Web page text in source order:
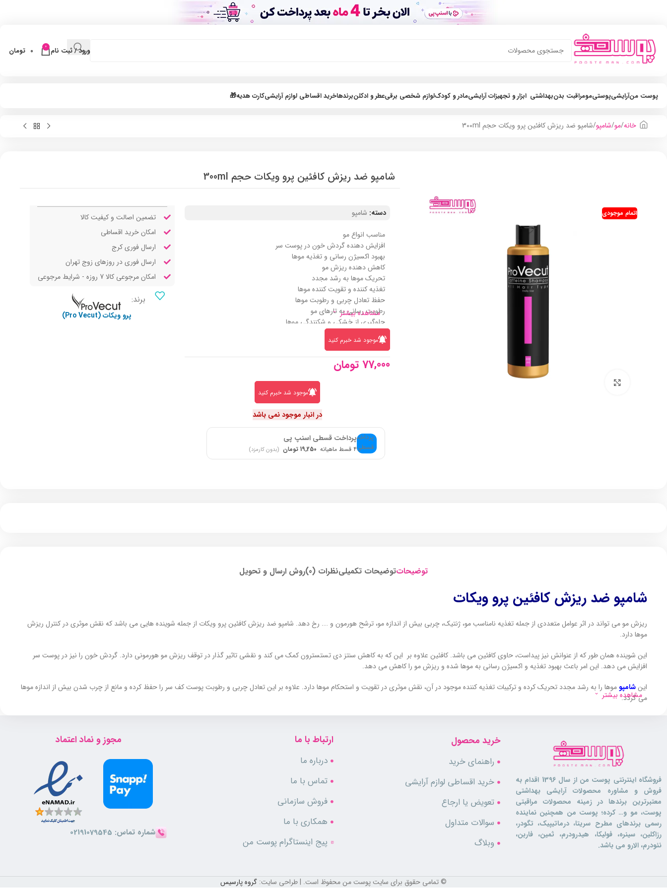
ورود / ثبت نام 0
0 تومان
پوست منآرایشیپوستیمومراقبت بدنبهداشتی ابزار و تجهیزات آرایشیمادر و کودکلوازم شخصی برقیعطر و ادکلنبرندهاخرید اقساطی لوازم آرایشیکارت هدیه🎁
خانه مو شامپو شامپو ضد ریزش کافئین پرو ویکات حجم 300ml
اتمام موجودی
شامپو ضد ریزش کافئین پرو ویکات حجم 300ml
دسته: شامپو
مناسب انواع مو
افزایش دهنده گردش خون در پوست سر
بهبود اکسیژن رسانی و تغذیه موها
کاهش دهنده ریزش مو
تحریک موها به رشد مجدد
تغذیه کننده و تقویت کننده موها
حفظ تعادل چربی و رطوبت موها
رطوبت رسانی به تارهای مو
جلوگیری از خشکی و شکنندگی موها
دارای قدرت پاک کنندگی مناسب
شاداب کننده و طراوت بخش موها
درخشان کننده و براق کننده
حاوی کافئین
مشاهده بیشتر
موجود شد خبرم کنید
77,000 تومان
موجود شد خبرم کنید
در انبار موجود نمی باشد
پرداخت قسطی اسنپ پی
۴ قسط ماهیانه 19,250 تومان (بدون کارمزد)
تضمین اصالت و کیفیت کالا
امکان خرید اقساطی
ارسال فوری کرج
ارسال فوری در روزهای زوج تهران
امکان مرجوعی کالا 7 روزه - شرایط مرجوعی
برند:
پرو ویکات (Pro Vecut)
توضیحاتتوضیحات تکمیلینظرات (0) روش ارسال و تحویل
شامپو ضد ریزش کافئین پرو ویکات
ریزش مو می تواند در اثر عوامل متعددی از جمله تغذیه نامناسب مو، ژنتیک، چربی بیش از اندازه مو، ترشح هورمون و …. رخ دهد. شامپو ضد ریزش کافئین پرو ویکات از جمله شوینده هایی می باشد که نقش موثری در کنترل ریزش
موها دارد.
این شوینده همان طور که از عنوانش نیز پیداست، حاوی کافئین می باشد. کافئین علاوه بر این که به کاهش سنتز دی تستسترون کمک می کند و نقشی تاثیر گذار در توقف ریزش مو هورمونی دارد. گردش خون را نیز در پوست سر
افزایش می دهد. این امر باعث بهبود تغذیه و اکسیژن رسانی به موها شده و ریزش مو را کاهش می دهد.
اینشامپو موها را به رشد مجدد تحریک کرده و ترکیبات تغذیه کننده موجود در آن، نقش موثری در تقویت و استحکام موها دارد. علاوه بر این تعادل چربی و رطوبت پوست کف سر را حفظ کرده و مانع از چرب شدن بیش از اندازه موها
می گردد.
شامپو پرو ویکات آبرسان بسیار خوبی نیز می باشد. این شامپو رطوبت مورد نیاز موها را تامین کرده و از خشکی و دهیدراته شدن آن ها جلوگیری می نماید. علاوه بر این دارای قدرت پاک کنندگی مناسبی بوده و برای استفاده روزانه
ویژگی ها
مناسب انواع مو
افزایش دهنده گردش خون در پوست سر
بهبود اکسیژن رسانی و تغذیه موها
کاهش دهنده ریزش مو
تحریک موها به رشد مجدد
تغذیه کننده و تقویت کننده موها
رطوبت رسانی به تارهای مو
مشاهده بیشتر
فروشگاه اینترنتی پوست من از سال 1396 اقدام به
فروش و مشاوره محصولات آرایشی بهداشتی
معتبرترین برندها در زمینه محصولات مراقبتی
پوست، مو و… کرده؛ پوست من همچنین نماینده
رسمی برندهای مطرح سریتا، درماتیپیک، تگودر،
رزاکلین، سینره، فولیکا، هیدرودرم، ثمین، فاربن،
نئودرم، الارو می باشد.
خرید محصول
راهنمای خرید
خرید اقساطی لوازم آرایشی
تعویض یا ارجاع
سوالات متداول
وبلاگ
ارتباط با ما
درباره ما
تماس با ما
فروش سازمانی
همکاری با ما
پیج اینستاگرام پوست من
مجوز و نماد اعتماد
شماره تماس: 02191079545
© تمامی حقوق برای سایت پوست من محفوظ است. | طراحی سایت: گروه پارسیس